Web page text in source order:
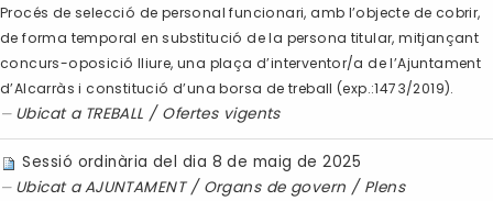
Procés de selecció de personal funcionari, amb l’objecte de cobrir,
de forma temporal en substitució de la persona titular, mitjançant
concurs-oposició lliure, una plaça d’interventor/a de l’Ajuntament
d’Alcarràs i constitució d’una borsa de treball (exp.:1473/2019).
Ubicat a TREBALL / Ofertes vigents
Sessió ordinària del dia 8 de maig de 2025
Ubicat aAJUNTAMENT / Organs de govern / Plens